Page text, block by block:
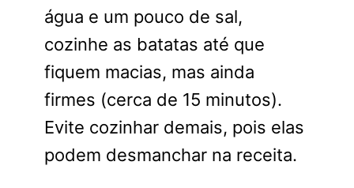
água e um pouco de sal,
cozinhe as batatas até que
fiquem macias, mas ainda
firmes (cerca de 15 minutos).
Evite cozinhar demais, pois elas
podem desmanchar na receita.